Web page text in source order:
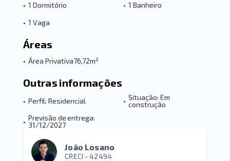
• 1 Dormitório • 1 Banheiro
• 1 Vaga
Áreas
• Área Privativa76,72m²
Outras informações
• Perfil: Residencial • Situação: Em
construção
• Previsão de entrega:
31/12/2027
João Losano
CRECI -42494